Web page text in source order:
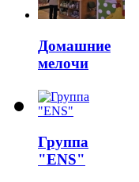
Домашние
мелочи
Группа
"ENS"